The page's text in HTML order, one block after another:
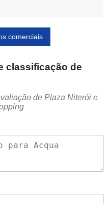
comerciais
classificação de
de Plaza Niterói e